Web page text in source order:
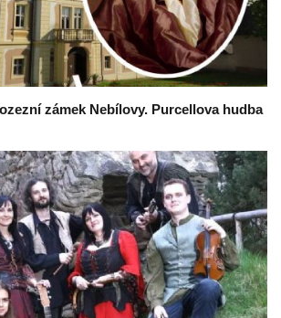
zámek Nebílovy. Purcellova hudba